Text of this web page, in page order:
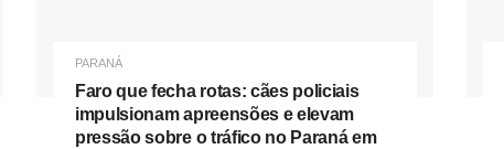
PARANÁ
Faro que fecha rotas: cães policiais
impulsionam apreensões e elevam
pressão sobre o tráfico no Paraná em